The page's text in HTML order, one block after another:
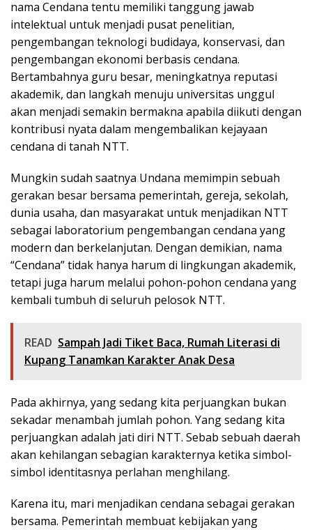
nama Cendana tentu memiliki tanggung jawab
intelektual untuk menjadi pusat penelitian,
pengembangan teknologi budidaya, konservasi, dan
pengembangan ekonomi berbasis cendana.
Bertambahnya guru besar, meningkatnya reputasi
akademik, dan langkah menuju universitas unggul
akan menjadi semakin bermakna apabila diikuti dengan
kontribusi nyata dalam mengembalikan kejayaan
cendana di tanah NTT.
Mungkin sudah saatnya Undana memimpin sebuah
gerakan besar bersama pemerintah, gereja, sekolah,
dunia usaha, dan masyarakat untuk menjadikan NTT
sebagai laboratorium pengembangan cendana yang
modern dan berkelanjutan. Dengan demikian, nama
“Cendana” tidak hanya harum di lingkungan akademik,
tetapi juga harum melalui pohon-pohon cendana yang
kembali tumbuh di seluruh pelosok NTT.
READ Sampah Jadi Tiket Baca, Rumah Literasi di
Kupang Tanamkan Karakter Anak Desa
Pada akhirnya, yang sedang kita perjuangkan bukan
sekadar menambah jumlah pohon. Yang sedang kita
perjuangkan adalah jati diri NTT. Sebab sebuah daerah
akan kehilangan sebagian karakternya ketika simbol-
simbol identitasnya perlahan menghilang.
Karena itu, mari menjadikan cendana sebagai gerakan
bersama. Pemerintah membuat kebijakan yang